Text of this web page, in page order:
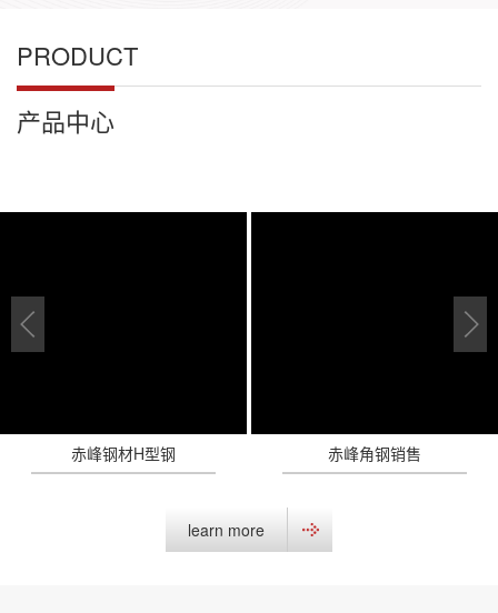
PRODUCT
产品中心
赤峰钢材H型钢 赤峰角钢销售
learn more